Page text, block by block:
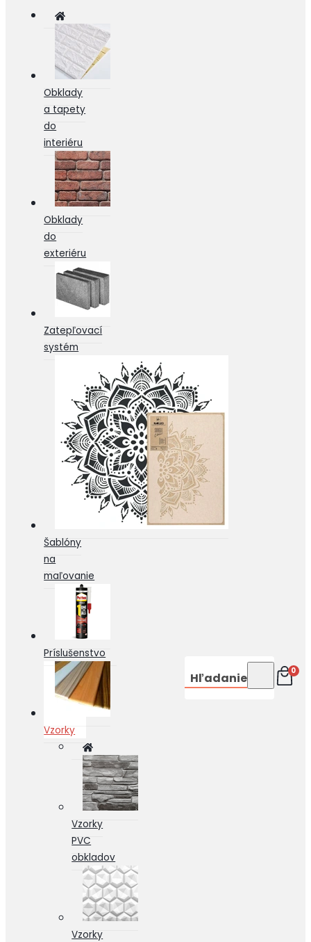
Obklady
a tapety
do
interiéru
Obklady
do
exteriéru
Zatepľovací
systém
Šablóny
na
maľovanie
Príslušenstvo
Vzorky
Vzorky
PVC
obkladov
Vzorky
Hľadanie 0